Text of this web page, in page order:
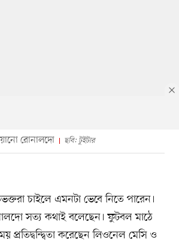
রোনালদো ছবি: টুইটার
চাইলে এমনটা ভেবে নিতে পারেন।
সত্য কথাই বলেছেন। ফুটবল মাঠে
করেছেন লিওনেল মেসি ও